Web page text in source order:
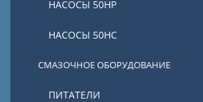
НАСОСЫ 50НР
НАСОСЫ 50НС
СМАЗОЧНОЕ ОБОРУДОВАНИЕ
ПИТАТЕЛИ